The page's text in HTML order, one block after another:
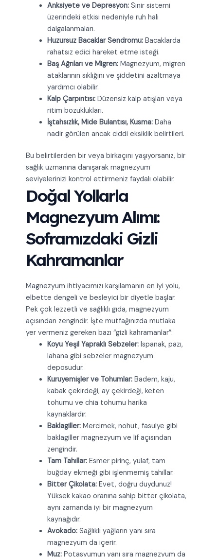
Anksiyete ve Depresyon:Sinir sistemi
üzerindeki etkisi nedeniyle ruh hali
dalgalanmaları.
Huzursuz Bacaklar Sendromu:Bacaklarda
rahatsız edici hareket etme isteği.
Baş Ağrıları ve Migren:Magnezyum, migren
ataklarının sıklığını ve şiddetini azaltmaya
yardımcı olabilir.
Kalp Çarpıntısı:Düzensiz kalp atışları veya
ritim bozuklukları.
İştahsızlık, Mide Bulantısı, Kusma:Daha
nadir görülen ancak ciddi eksiklik belirtileri.
Bu belirtilerden bir veya birkaçını yaşıyorsanız, bir
sağlık uzmanına danışarak magnezyum
seviyelerinizi kontrol ettirmeniz faydalı olabilir.
Doğal Yollarla
Magnezyum Alımı:
Soframızdaki Gizli
Kahramanlar
Magnezyum ihtiyacımızı karşılamanın en iyi yolu,
elbette dengeli ve besleyici bir diyetle başlar.
Pek çok lezzetli ve sağlıklı gıda, magnezyum
açısından zengindir. İşte mutfağınızda mutlaka
yer vermeniz gereken bazı “gizli kahramanlar”:
Koyu Yeşil Yapraklı Sebzeler:Ispanak, pazı,
lahana gibi sebzeler magnezyum
deposudur.
Kuruyemişler ve Tohumlar:Badem, kaju,
kabak çekirdeği, ay çekirdeği, keten
tohumu ve chia tohumu harika
kaynaklardır.
Baklagiller:Mercimek, nohut, fasulye gibi
baklagiller magnezyum ve lif açısından
zengindir.
Tam Tahıllar:Esmer pirinç, yulaf, tam
buğday ekmeği gibi işlenmemiş tahıllar.
Bitter Çikolata:Evet, doğru duydunuz!
Yüksek kakao oranına sahip bitter çikolata,
aynı zamanda iyi bir magnezyum
kaynağıdır.
Avokado:Sağlıklı yağların yanı sıra
magnezyum da içerir.
Muz:Potasyumun yanı sıra magnezyum da